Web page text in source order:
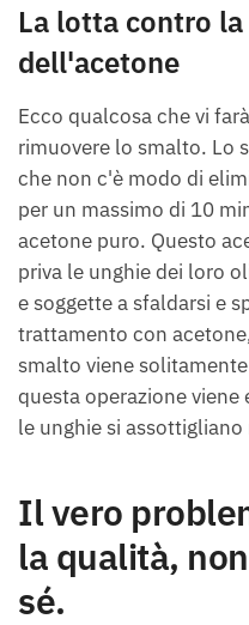
La lotta contro
dell'acetone
Ecco qualcosa che vi
rimuovere lo smalto. Lo
che non c'è modo di
per un massimo di 10
acetone puro. Questo
priva le unghie dei loro
e soggette a sfaldarsi e
trattamento con
smalto viene
questa operazione viene
le unghie si
Il vero
la qualità,
sé.